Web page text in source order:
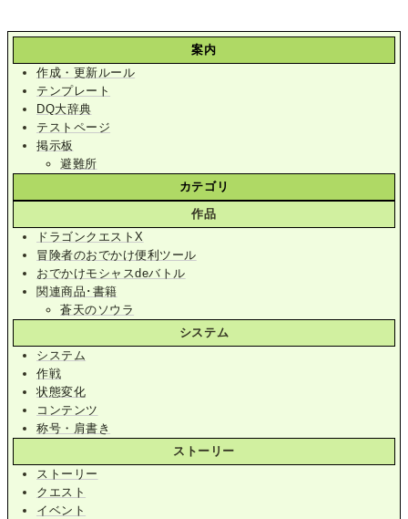
案内
作成・更新ルール
テンプレート
DQ大辞典
テストページ
掲示板
避難所
カテゴリ
作品
ドラゴンクエストX
冒険者のおでかけ便利ツール
おでかけモシャスdeバトル
関連商品･書籍
蒼天のソウラ
システム
システム
作戦
状態変化
コンテンツ
称号・肩書き
ストーリー
ストーリー
クエスト
イベント